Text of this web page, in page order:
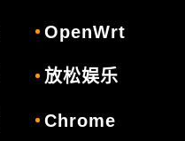
OpenWrt
放松娱乐
Chrome